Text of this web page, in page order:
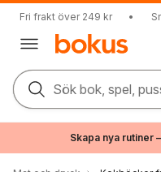
Fri frakt över 249 kr •
Sök bok, spel,
Skapa nya rutiner